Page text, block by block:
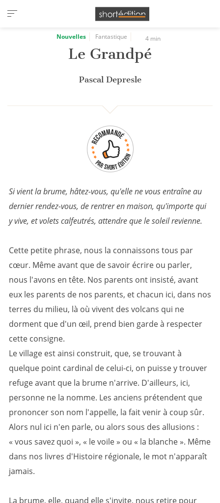
Panneau de gestion des cookies
Nouvelles Fantastique 4 min
Le Grandpé
Pascal Depresle
Si vient la brume, hâtez-vous, qu'elle ne vous entraîne au
dernier rendez-vous, de rentrer en maison, qu'importe qui
y vive, et volets calfeutrés, attendre que le soleil revienne.
Cette petite phrase, nous la connaissons tous par
cœur. Même avant que de savoir écrire ou parler,
nous l'avons en tête. Nos parents ont insisté, avant
eux les parents de nos parents, et chacun ici, dans nos
terres du milieu, là où vivent des volcans qui ne
dorment que d'un œil, prend bien garde à respecter
cette consigne.
Le village est ainsi construit, que, se trouvant à
quelque point cardinal de celui-ci, on puisse y trouver
refuge avant que la brume n'arrive. D'ailleurs, ici,
personne ne la nomme. Les anciens prétendent que
prononcer son nom l'appelle, la fait venir à coup sûr.
Alors nul ici n'en parle, ou alors sous des allusions :
« vous savez quoi », « le voile » ou « la blanche ». Même
dans nos livres d'Histoire régionale, le mot n'apparaît
jamais.
La brume, elle, quand elle s'invite, nous retire pour